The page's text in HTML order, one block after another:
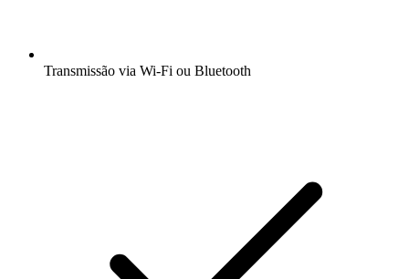
Transmissão via Wi-Fi ou Bluetooth